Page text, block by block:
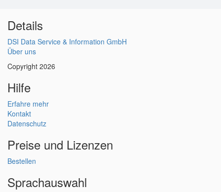
Details
DSI Data Service & Information GmbH
Über uns
Copyright 2026
Hilfe
Erfahre mehr
Kontakt
Datenschutz
Preise und Lizenzen
Bestellen
Sprachauswahl